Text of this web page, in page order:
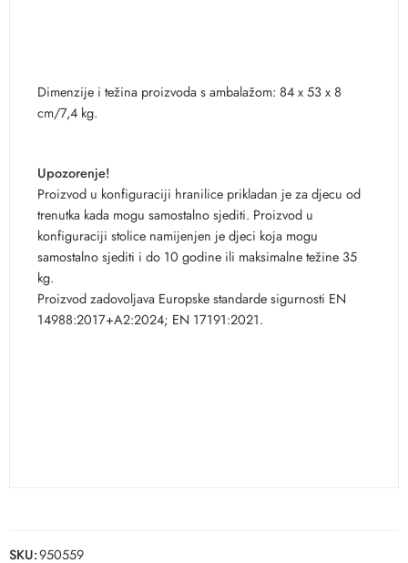
Dimenzije i težina proizvoda s ambalažom: 84 x 53 x 8
cm/7,4 kg.
Upozorenje!
Proizvod u konfiguraciji hranilice prikladan je za djecu od
trenutka kada mogu samostalno sjediti. Proizvod u
konfiguraciji stolice namijenjen je djeci koja mogu
samostalno sjediti i do 10 godine ili maksimalne težine 35
kg.
Proizvod zadovoljava Europske standarde sigurnosti EN
14988:2017+A2:2024; EN 17191:2021.
SKU:950559